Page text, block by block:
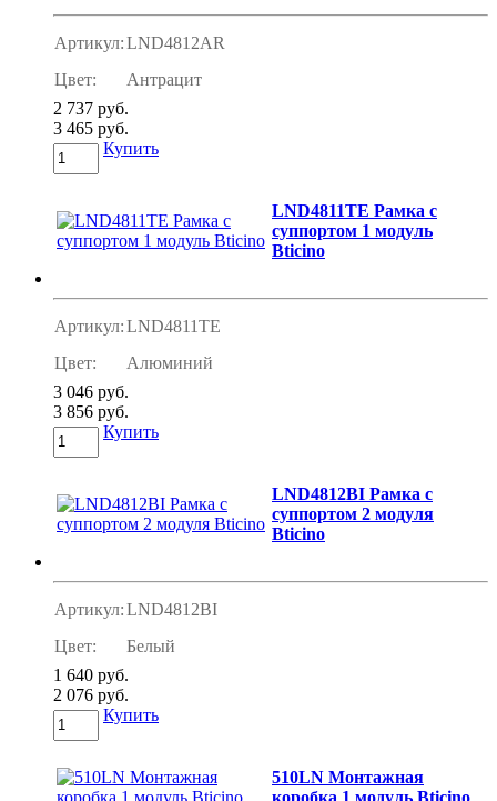
Артикул:LND4812AR
Цвет:
Антрацит
2 737 руб.
3 465 руб.
Купить
LND4811TE Рамка с
суппортом 1 модуль
Bticino
Артикул:LND4811TE
Цвет:
Алюминий
3 046 руб.
3 856 руб.
Купить
LND4812BI Рамка с
суппортом 2 модуля
Bticino
Артикул:LND4812BI
Цвет:
Белый
1 640 руб.
2 076 руб.
Купить
510LN Монтажная